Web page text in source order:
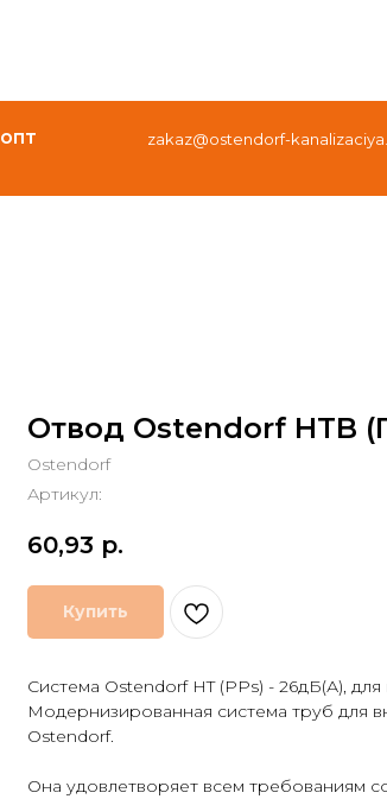
опт
zakaz@ostendorf-
Отвод Ostendorf HTB
Ostendorf
Артикул:
60,93 р.
Купить
Система Ostendorf HT (PPs) - 26дБ(А),
Модернизированная система труб для
Ostendorf.
Она удовлетворяет всем требованиям